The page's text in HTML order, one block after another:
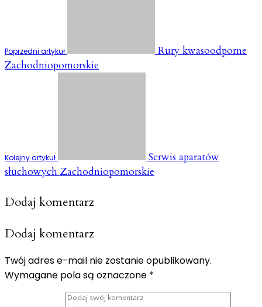
Poprzedni artykuł
Rury kwasoodporne
Zachodniopomorskie
Kolejny artykuł
Serwis aparatów
słuchowych Zachodniopomorskie
Dodaj komentarz
Dodaj komentarz
Twój adres e-mail nie zostanie opublikowany.
Wymagane pola są oznaczone *